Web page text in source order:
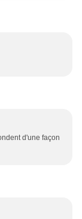
d'une façon